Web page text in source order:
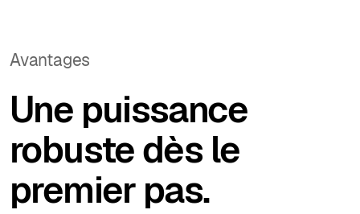
Avantages
Une puissance
robuste dès le
premier pas.